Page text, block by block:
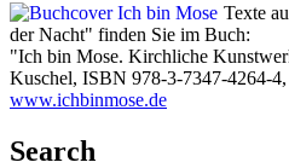
Texte
der Nacht" finden Sie im Buch:
"Ich bin Mose. Kirchliche
Kuschel, ISBN 978-3-7347-4264-
​www.ichbinmose.de
Search